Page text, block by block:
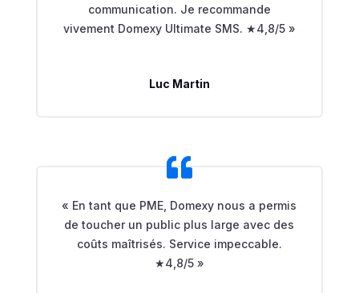
communication. Je recommande
vivement Domexy Ultimate SMS. ★4,8/5 »
Luc Martin
« En tant que PME, Domexy nous a permis
de toucher un public plus large avec des
coûts maîtrisés. Service impeccable.
★4,8/5 »